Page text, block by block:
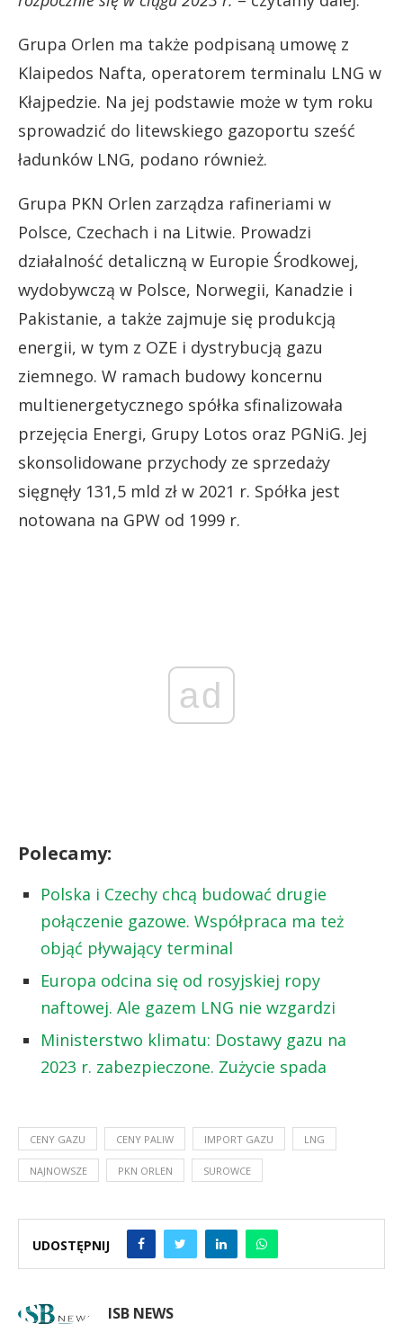
Grupa Orlen ma także podpisaną umowę z
Klaipedos Nafta, operatorem terminalu LNG w
Kłajpedzie. Na jej podstawie może w tym roku
sprowadzić do litewskiego gazoportu sześć
ładunków LNG, podano również.
Grupa PKN Orlen zarządza rafineriami w
Polsce, Czechach i na Litwie. Prowadzi
działalność detaliczną w Europie Środkowej,
wydobywczą w Polsce, Norwegii, Kanadzie i
Pakistanie, a także zajmuje się produkcją
energii, w tym z OZE i dystrybucją gazu
ziemnego. W ramach budowy koncernu
multienergetycznego spółka sfinalizowała
przejęcia Energi, Grupy Lotos oraz PGNiG. Jej
skonsolidowane przychody ze sprzedaży
sięgnęły 131,5 mld zł w 2021 r. Spółka jest
notowana na GPW od 1999 r.
ad
Polecamy:
Polska i Czechy chcą budować drugie
połączenie gazowe. Współpraca ma też
objąć pływający terminal
Europa odcina się od rosyjskiej ropy
naftowej. Ale gazem LNG nie wzgardzi
Ministerstwo klimatu: Dostawy gazu na
2023 r. zabezpieczone. Zużycie spada
CENY GAZU CENY PALIW IMPORT GAZU LNG
NAJNOWSZE PKN ORLEN SUROWCE
UDOSTĘPNIJ
ISB NEWS